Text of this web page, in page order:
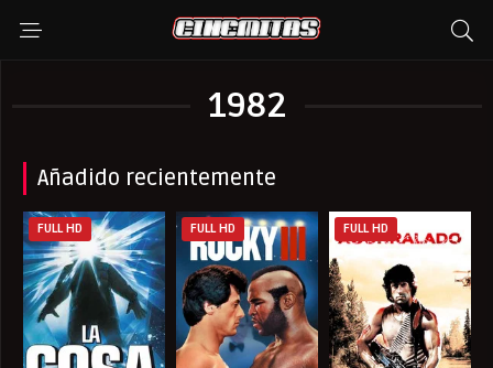
1982
Añadido recientemente
FULL HD FULL HD FULL HD